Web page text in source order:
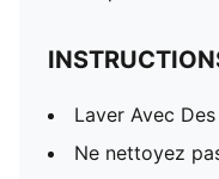
Laver Avec
Ne nettoyez